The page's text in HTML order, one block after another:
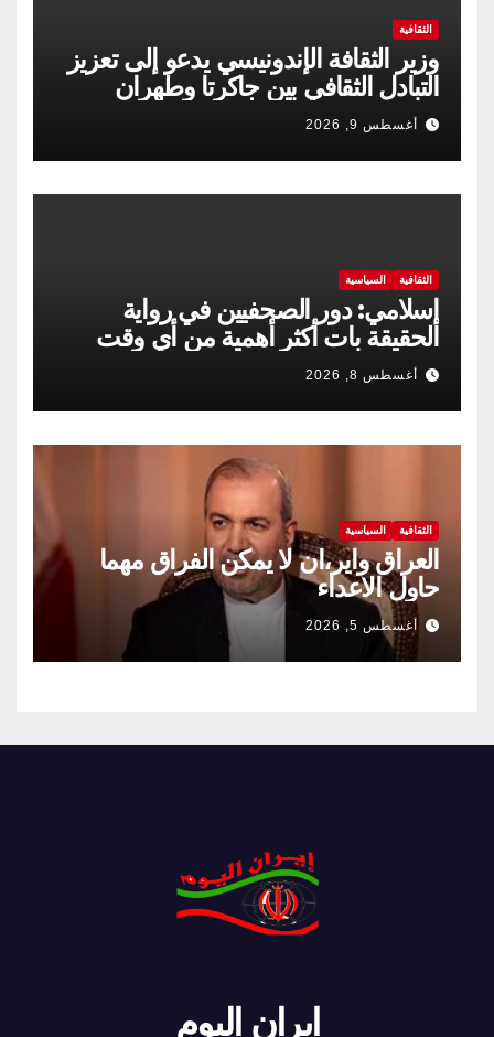
الثقافية
وزير الثقافة الإندونيسي يدعو إلى تعزيز
التبادل الثقافي بين جاكرتا وطهران
أغسطس 9, 2026
الثقافية السياسية
إسلامي: دور الصحفيين في رواية
الحقيقة بات أكثر أهمية من أي وقت
مضى
أغسطس 8, 2026
الثقافية السياسية
العراق واير،ان لا يمكن الفراق مهما
حاول الاعداء
أغسطس 5, 2026
ايران اليوم